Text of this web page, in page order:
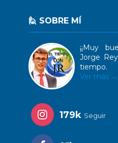
🙋 SOBRE MÍ
¡¡Muy
Jorge
tiempo.
Ver más →
179k Seguir